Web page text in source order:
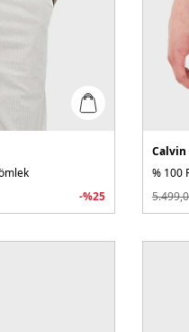
-%25
Calvin